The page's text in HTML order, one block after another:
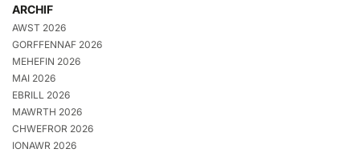
ARCHIF
AWST 2026
GORFFENNAF 2026
MEHEFIN 2026
MAI 2026
EBRILL 2026
MAWRTH 2026
CHWEFROR 2026
IONAWR 2026